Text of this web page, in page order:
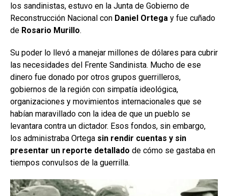
los sandinistas, estuvo en la Junta de Gobierno de
Reconstrucción Nacional con Daniel Ortega y fue cuñado
de Rosario Murillo.
Su poder lo llevó a manejar millones de dólares para cubrir
las necesidades del Frente Sandinista. Mucho de ese
dinero fue donado por otros grupos guerrilleros,
gobiernos de la región con simpatía ideológica,
organizaciones y movimientos internacionales que se
habían maravillado con la idea de que un pueblo se
levantara contra un dictador. Esos fondos, sin embargo,
los administraba Ortega sin rendir cuentas y sin
presentar un reporte detallado de cómo se gastaba en
tiempos convulsos de la guerrilla.